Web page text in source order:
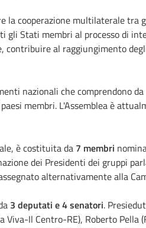
la cooperazione multilaterale tra
Stati membri al processo di
contribuire al raggiungimento
nazionali che comprendono
membri. L'Assemblea è
è costituita da 7 membri
dei Presidenti dei gruppi
alternativamente alla
3 deputati e 4 senatori.
Il Centro-RE), Roberto Pella